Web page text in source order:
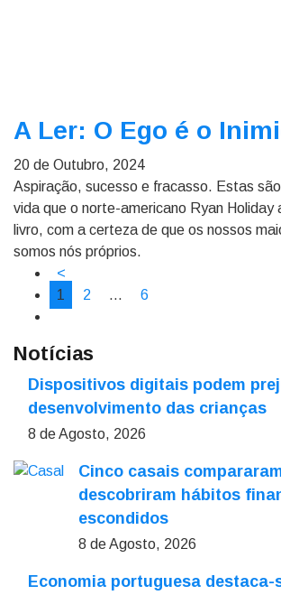
A Ler: O Ego é o
20 de Outubro, 2024
Aspiração, sucesso e fracasso. Estas
vida que o norte-americano Ryan Holiday
livro, com a certeza de que os nossos
somos nós próprios.
<
1
2 … 6
Notícias
Dispositivos digitais podem
desenvolvimento das crianças
8 de Agosto, 2026
Cinco casais
descobriram hábitos
escondidos
8 de Agosto, 2026
Economia portuguesa destaca-